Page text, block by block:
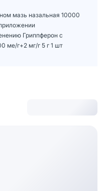
мазь назальная 10000
Гриппферон с
ме/г+2 мг/г 5 г 1 шт